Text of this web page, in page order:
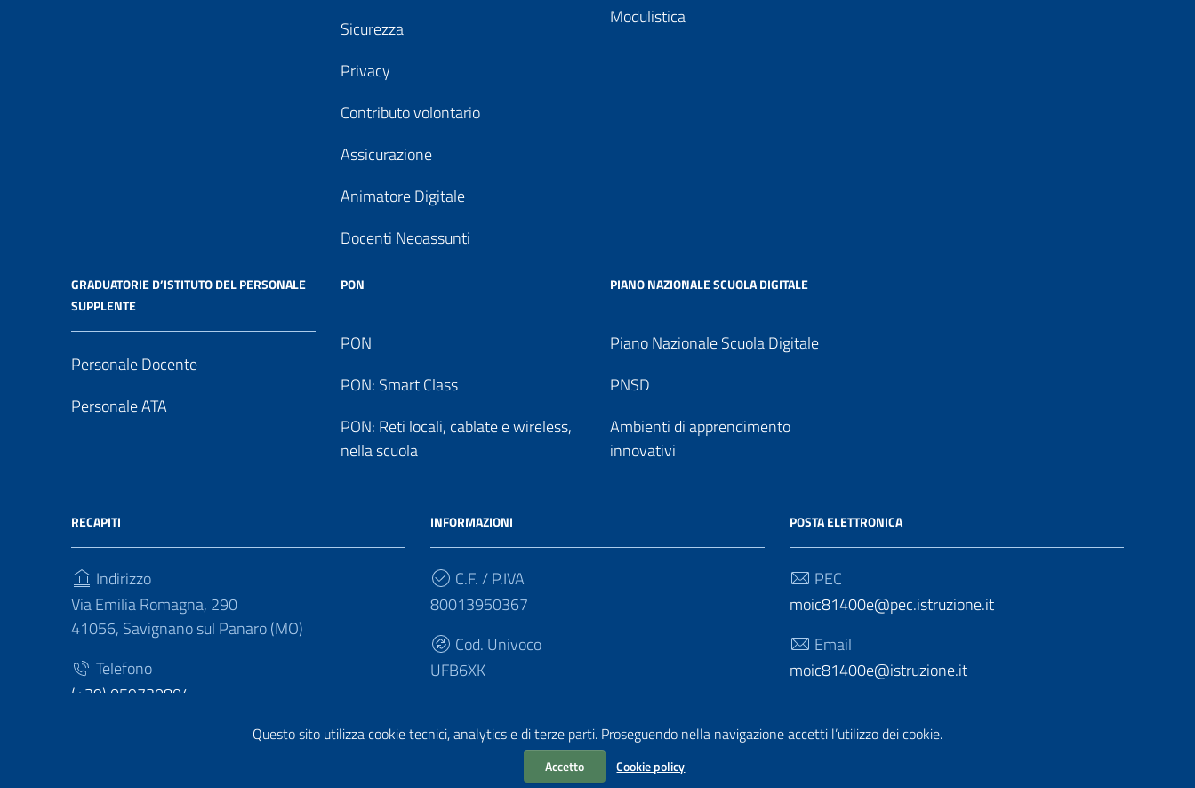
Questo sito utilizza cookie tecnici, analytics e di terze parti. Proseguendo nella navigazione accetti l’utilizzo dei cookie.
Accetto Cookie policy
Sicurezza
Privacy
Contributo volontario
Assicurazione
Animatore Digitale
Docenti Neoassunti
Modulistica
GRADUATORIE D’ISTITUTO DEL PERSONALE
SUPPLENTE
Personale Docente
Personale ATA
PON
PON
PON: Smart Class
PON: Reti locali, cablate e wireless,
nella scuola
PIANO NAZIONALE SCUOLA DIGITALE
Piano Nazionale Scuola Digitale
PNSD
Ambienti di apprendimento
innovativi
RECAPITI
Indirizzo
Via Emilia Romagna, 290
41056, Savignano sul Panaro (MO)
Telefono
(+39) 059730804
INFORMAZIONI
C.F. / P.IVA
80013950367
Cod. Univoco
UFB6XK
POSTA ELETTRONICA
PEC
moic81400e@pec.istruzione.it
Email
moic81400e@istruzione.it